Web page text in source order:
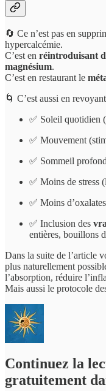
🔄 Ce n’est pas en
hypercalcémie.
C’est en réintroduisant
magnésium.
C’est en restaurant le
🌀 C’est aussi en
✅ Soleil quotidien
✅ Mouvement
✅ Sommeil
✅ Moins de stress
✅ Moins
✅ Inclusion des
entières, bouillons
Dans la suite de l’article
plus naturellement
l’absorption, réduire
Mais aussi le protocole
Continuez la
gratuitement